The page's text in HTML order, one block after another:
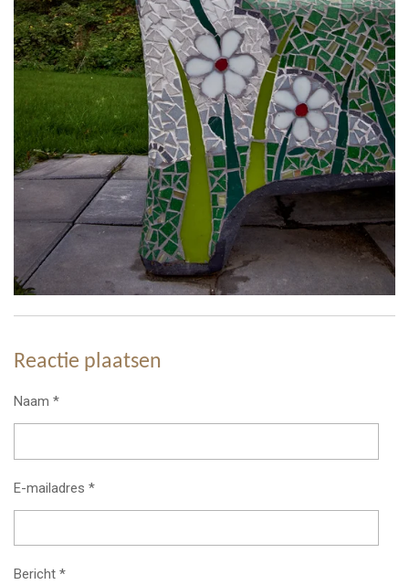
Reactie plaatsen
Naam *
E-mailadres *
Bericht *